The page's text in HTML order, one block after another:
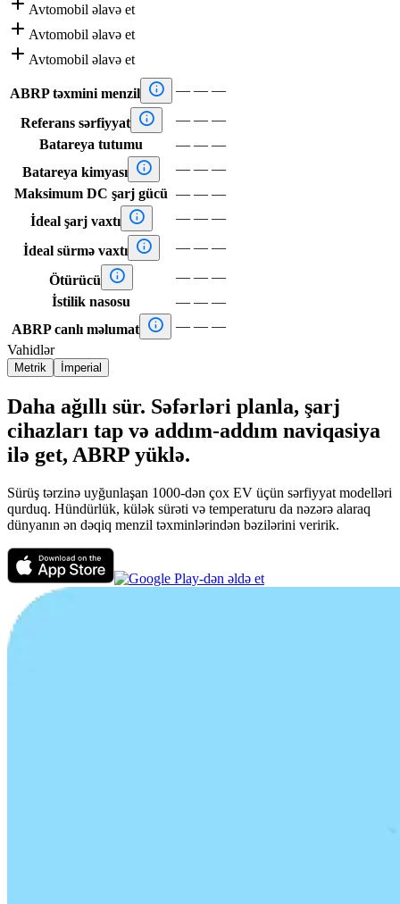
Avtomobil əlavə et
 Avtomobil əlavə et
 Avtomobil əlavə et
ABRP təxmini menzil  — — —
Referans sərfiyyat  — — —
Batareya tutumu
— — —
Batareya kimyası  — — —
Maksimum DC şarj gücü — — —
İdeal şarj vaxtı
 — — —
İdeal sürmə vaxtı  — — —
Ötürücü  — — —
İstilik nasosu
— — —
ABRP canlı məlumat
 — — —
Vahidlər
Metrik İmperial
Daha ağıllı sür. Səfərləri planla, şarj
cihazları tap və addım-addım naviqasiya
ilə get, ABRP yüklə.
Sürüş tərzinə uyğunlaşan 1000-dən çox EV üçün sərfiyyat modelləri
qurduq. Hündürlük, külək sürəti və temperaturu da nəzərə alaraq
dünyanın ən dəqiq menzil təxminlərindən bəzilərini veririk.